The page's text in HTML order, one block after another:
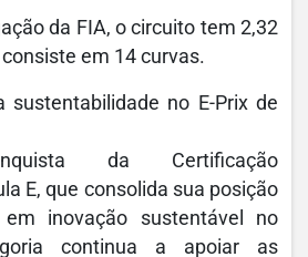
da FIA, o circuito tem 2,32
em 14 curvas.
sustentabilidade no E-Prix de
da Certificação
E, que consolida sua posição
inovação sustentável no
continua a apoiar as